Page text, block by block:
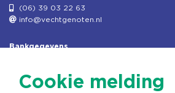
(06) 39 03 22 63
info@vechtgenoten.nl
Bankgegevens
Rek.nr: NL85RABO0127579230
Cookie melding